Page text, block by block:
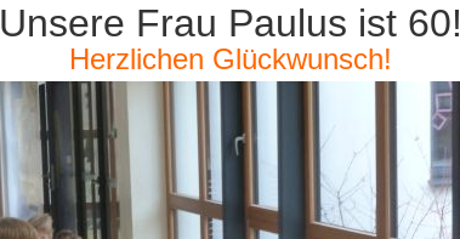
Unsere Frau Paulus ist 60!
Herzlichen Glückwunsch!